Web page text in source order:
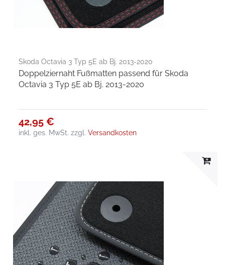
Skoda Octavia 3 Typ 5E ab Bj. 2013-2020
Doppelziernaht Fußmatten passend für Skoda
Octavia 3 Typ 5E ab Bj. 2013-2020
42,95 €
inkl. ges. MwSt. zzgl.Versandkosten